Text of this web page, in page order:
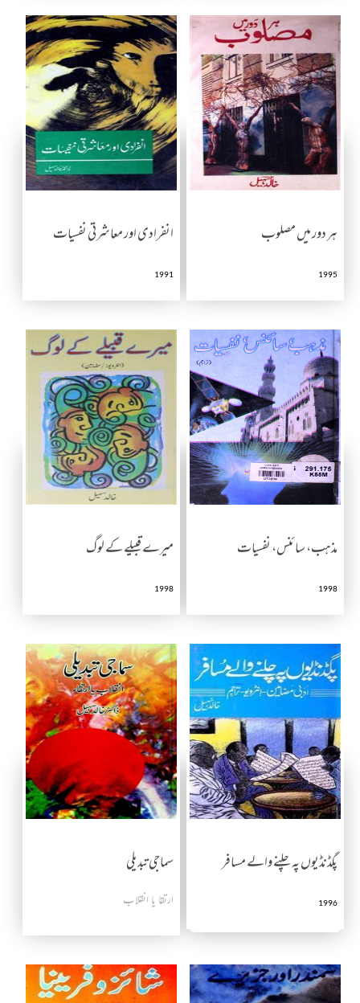
ہر دور میں مصلوب
1995
انفرادی اور معاشرتی نفسیات
1991
مذہب، سائنس، نفسیات
1998
میرے قبیلے کے لوگ
1998
پگڈنڈیوں پہ چلنے والے مسافر
1996
سماجی تبدیلی
ارتقا یا انقلاب